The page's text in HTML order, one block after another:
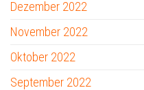
Dezember 2022
November 2022
Oktober 2022
September 2022